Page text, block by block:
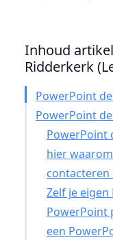
Inhoud
Ridderkerk
PowerPoint
PowerPoint
PowerPoint
hier
contacteren
Zelf je
PowerPoint
een